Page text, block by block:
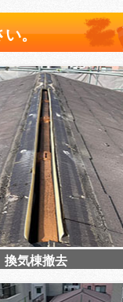
い。
換気棟撤去